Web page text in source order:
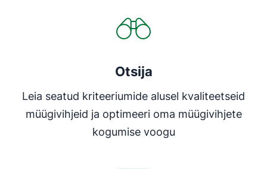
Otsija
Leia seatud kriteeriumide alusel kvaliteetseid
müügivihjeid ja optimeeri oma müügivihjete
kogumise voogu